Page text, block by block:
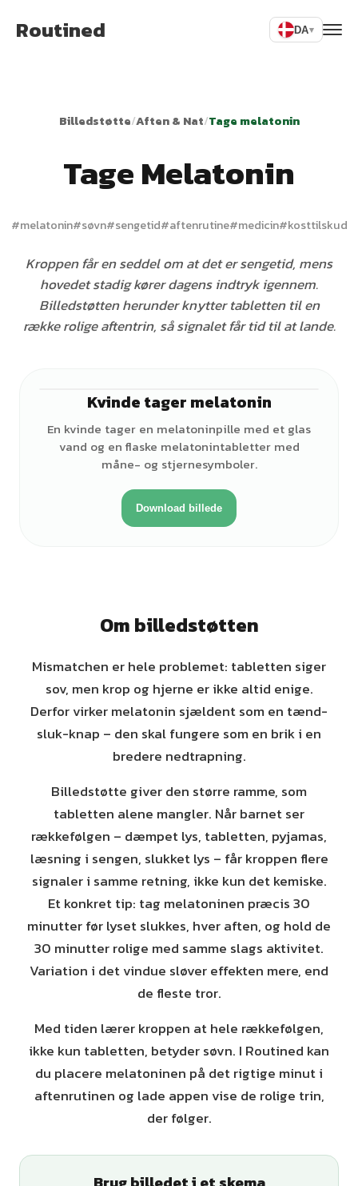
Routined DA▾
Billedstøtte/Aften & Nat/Tage melatonin
Tage Melatonin
#melatonin#søvn#sengetid#aftenrutine#medicin#kosttilskud
Kroppen får en seddel om at det er sengetid, mens
hovedet stadig kører dagens indtryk igennem.
Billedstøtten herunder knytter tabletten til en
række rolige aftentrin, så signalet får tid til at lande.
Kvinde tager melatonin
En kvinde tager en melatoninpille med et glas
vand og en flaske melatonintabletter med
måne- og stjernesymboler.
Download billede
Om billedstøtten
Mismatchen er hele problemet: tabletten siger
sov, men krop og hjerne er ikke altid enige.
Derfor virker melatonin sjældent som en tænd-
sluk-knap – den skal fungere som en brik i en
bredere nedtrapning.
Billedstøtte giver den større ramme, som
tabletten alene mangler. Når barnet ser
rækkefølgen – dæmpet lys, tabletten, pyjamas,
læsning i sengen, slukket lys – får kroppen flere
signaler i samme retning, ikke kun det kemiske.
Et konkret tip: tag melatoninen præcis 30
minutter før lyset slukkes, hver aften, og hold de
30 minutter rolige med samme slags aktivitet.
Variation i det vindue sløver effekten mere, end
de fleste tror.
Med tiden lærer kroppen at hele rækkefølgen,
ikke kun tabletten, betyder søvn. I Routined kan
du placere melatoninen på det rigtige minut i
aftenrutinen og lade appen vise de rolige trin,
der følger.